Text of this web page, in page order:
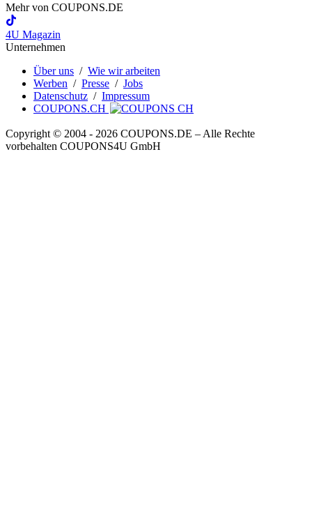
Mehr von COUPONS.DE
4U Magazin
Unternehmen
Über uns / Wie wir arbeiten
Werben / Presse / Jobs
Datenschutz / Impressum
COUPONS.CH
Copyright © 2004 ‐ 2026 COUPONS.DE – Alle Rechte
vorbehalten COUPONS4U GmbH